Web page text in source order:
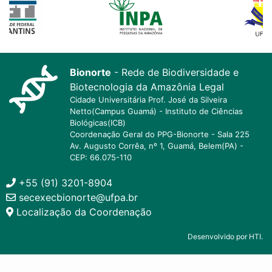
Bionorte - Rede de Biodiversidade e
Biotecnologia da Amazônia Legal
Cidade Universitária Prof. José da Silveira
Netto(Campus Guamá) - Instituto de Ciências
Biológicas(ICB)
Coordenação Geral do PPG-Bionorte - Sala 225
Av. Augusto Corrêa, nº 1, Guamá, Belem(PA) -
CEP: 66.075-110
+55 (91) 3201-8904
secexecbionorte@ufpa.br
Localização da Coordenação
Desenvolvido por HTI.